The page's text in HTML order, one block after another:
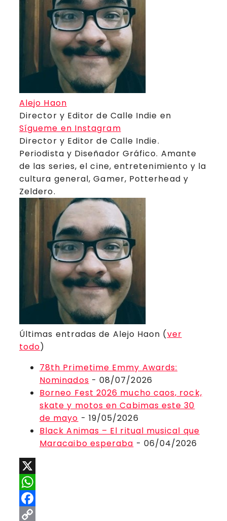
Alejo Haon
Director y Editor de Calle Indie en
Sígueme en Instagram
Director y Editor de Calle Indie.
Periodista y Diseñador Gráfico. Amante
de las series, el cine, entretenimiento y la
cultura general, Gamer, Potterhead y
Zeldero.
Últimas entradas de Alejo Haon (ver
todo)
78th Primetime Emmy Awards:
Nominados - 08/07/2026
Borneo Fest 2026 mucho caos, rock,
skate y motos en Cabimas este 30
de mayo - 19/05/2026
Black Animas – El ritual musical que
Maracaibo esperaba - 06/04/2026
X
WhatsApp
Facebook